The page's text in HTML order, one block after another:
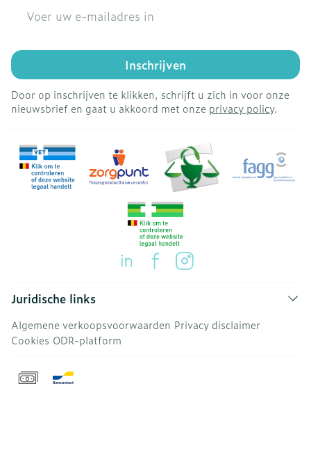
Inschrijven
Door op inschrijven te klikken, schrijft u zich in voor onze
nieuwsbrief en gaat u akkoord met onze privacy policy.
Juridische links
Algemene verkoopsvoorwaarden Privacy disclaimer
Cookies ODR-platform